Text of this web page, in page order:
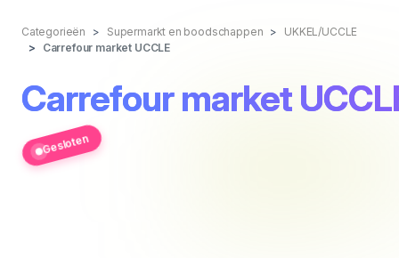
Categorieën Supermarkt en boodschappen
UKKEL/UCCLE
Carrefour market UCCLE
Carrefour market
Gesloten